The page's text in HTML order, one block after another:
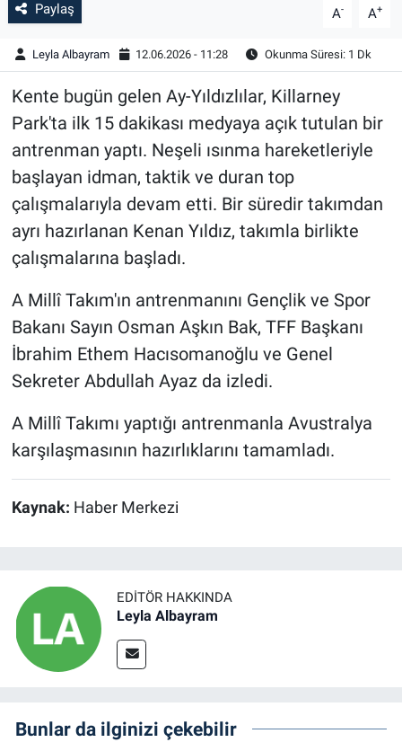
Paylaş A- A+
Leyla Albayram 12.06.2026 - 11:28 Okunma Süresi: 1 Dk
Kente bugün gelen Ay-Yıldızlılar, Killarney
Park'ta ilk 15 dakikası medyaya açık tutulan bir
antrenman yaptı. Neşeli ısınma hareketleriyle
başlayan idman, taktik ve duran top
çalışmalarıyla devam etti. Bir süredir takımdan
ayrı hazırlanan Kenan Yıldız, takımla birlikte
çalışmalarına başladı.
A Millî Takım'ın antrenmanını Gençlik ve Spor
Bakanı Sayın Osman Aşkın Bak, TFF Başkanı
İbrahim Ethem Hacısomanoğlu ve Genel
Sekreter Abdullah Ayaz da izledi.
A Millî Takımı yaptığı antrenmanla Avustralya
karşılaşmasının hazırlıklarını tamamladı.
Kaynak: Haber Merkezi
EDITÖR HAKKINDA
Leyla Albayram
Bunlar da ilginizi çekebilir